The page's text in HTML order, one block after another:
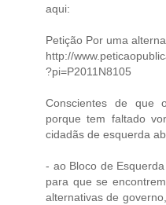
aqui:
Petição Por uma
http://
?pi=P2011N8105
Conscientes de que
porque tem faltado
cidadãs de esquerda
- ao Bloco de
para que se
alternativas de